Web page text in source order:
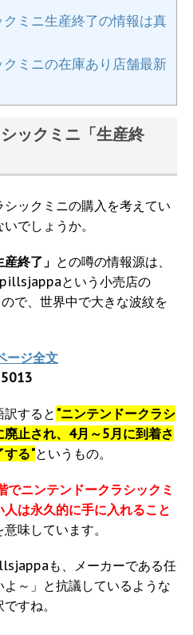
ミニ生産終了の情報は真
ミニの在庫あり店舗最新
ックミニ「生産終
ックミニの購入を考えてい
でしょうか。
産終了」 との噂の情報源は、
という小売店の
で、世界中で大きな波紋を
ージ全文
すると "ニンテンドークラシ
止され、4月～5月に到着さ
する"というもの。
でニンテンドークラシックミ
は永久的に手に入れること
味しています。
も、メーカーである任
～」と抗議しているような
すね。